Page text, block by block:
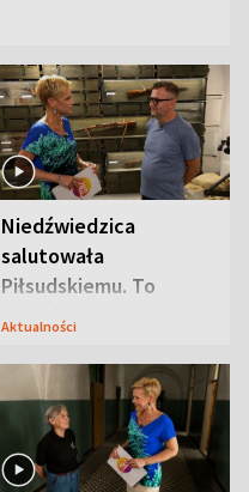
Niedźwiedzica
salutowała
Piłsudskiemu. To
niejedyna tajemnica
Aktualności